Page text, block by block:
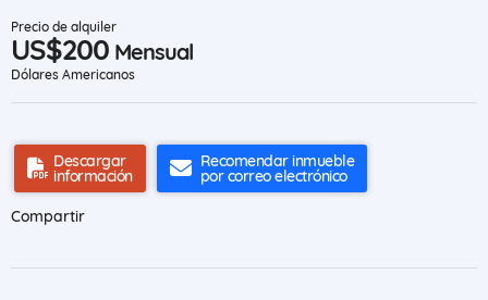
Precio de alquiler
US$200 Mensual
Dólares Americanos
Descargar
información
Recomendar inmueble
por correo electrónico
Compartir